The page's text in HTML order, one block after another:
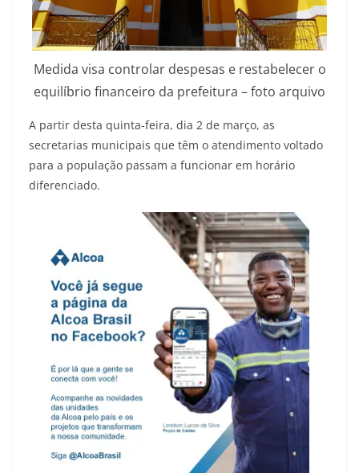
Medida visa controlar despesas e restabelecer o
equilíbrio financeiro da prefeitura – foto arquivo
A partir desta quinta-feira, dia 2 de março, as
secretarias municipais que têm o atendimento voltado
para a população passam a funcionar em horário
diferenciado.